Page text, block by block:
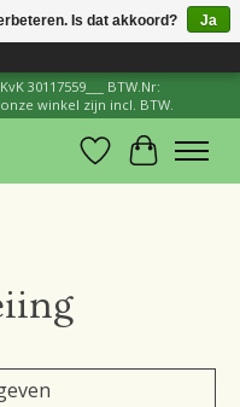
×
30117559___ BTW.Nr:
winkel zijn incl. BTW.
Verlanglijst
Is dat akkoord?
Ja